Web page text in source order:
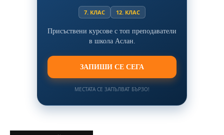
7. КЛАС 12. КЛАС
Присъствени курсове с топ преподаватели
в школа Аслан.
ЗАПИШИ СЕ СЕГА
МЕСТАТА СЕ ЗАПЪЛВАТ БЪРЗО!